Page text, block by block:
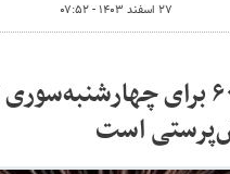
۲۷ اسفند ۱۴۰۳ - ۰۷:۵۲
برخوردهای ایدئولوژیک دهه ۶۰ برای
است